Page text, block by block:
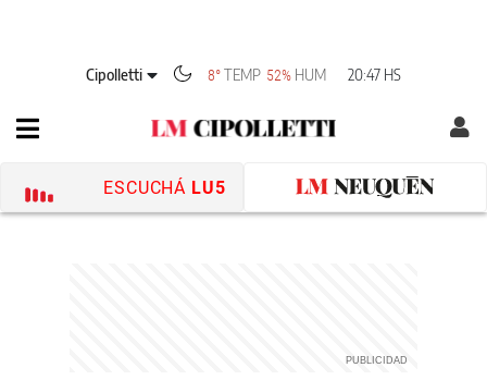
Cipolletti 8° TEMP 52% HUM 20:47 HS
ESCUCHÁ LU5